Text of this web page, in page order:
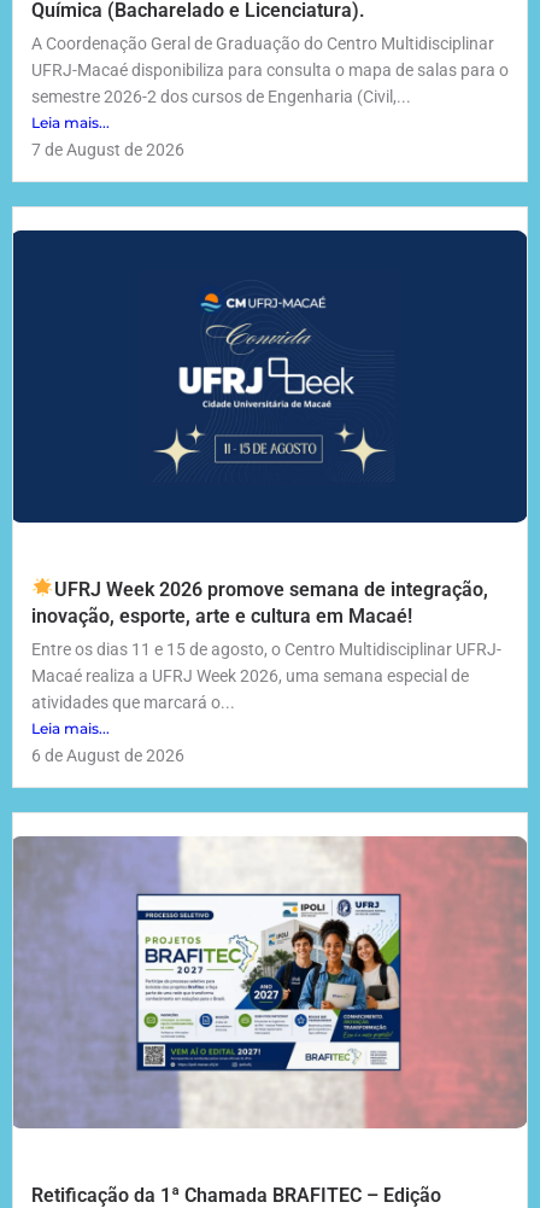
Química (Bacharelado e Licenciatura).
A Coordenação Geral de Graduação do Centro Multidisciplinar
UFRJ-Macaé disponibiliza para consulta o mapa de salas para o
semestre 2026-2 dos cursos de Engenharia (Civil,...
Leia mais...
7 de August de 2026
UFRJ Week 2026 promove semana de integração,
inovação, esporte, arte e cultura em Macaé!
Entre os dias 11 e 15 de agosto, o Centro Multidisciplinar UFRJ-
Macaé realiza a UFRJ Week 2026, uma semana especial de
atividades que marcará o...
Leia mais...
6 de August de 2026
Retificação da 1ª Chamada BRAFITEC – Edição